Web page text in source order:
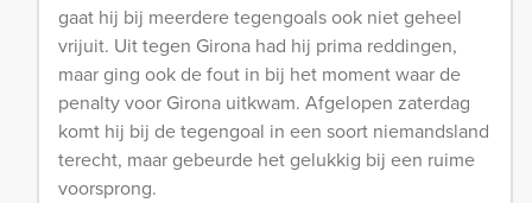
gaat hij bij meerdere tegengoals ook niet geheel
vrijuit. Uit tegen Girona had hij prima reddingen,
maar ging ook de fout in bij het moment waar de
penalty voor Girona uitkwam. Afgelopen zaterdag
komt hij bij de tegengoal in een soort niemandsland
terecht, maar gebeurde het gelukkig bij een ruime
voorsprong.